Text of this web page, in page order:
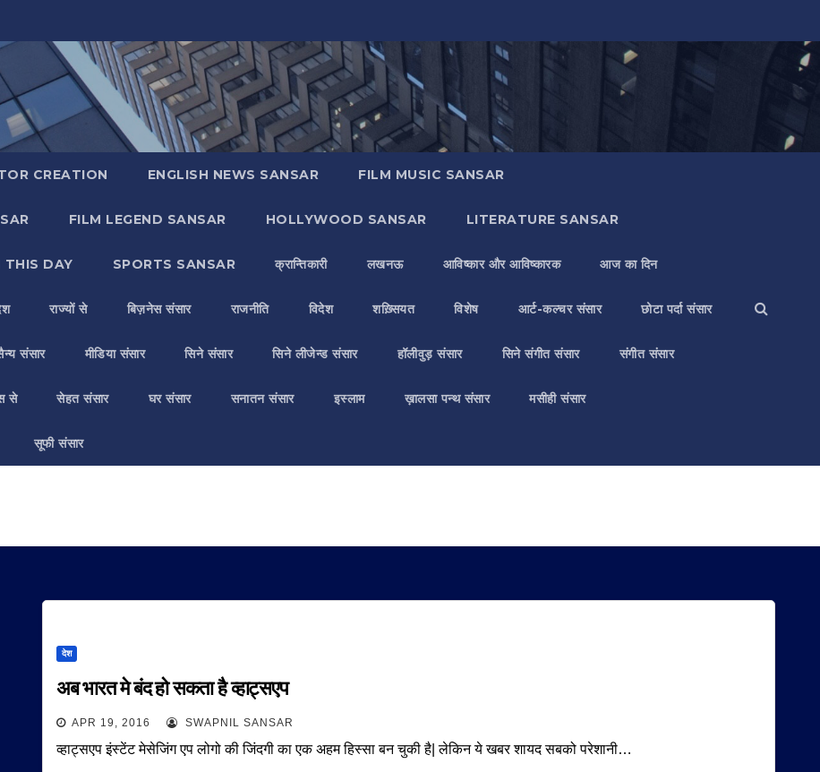
CREATION ENGLISH NEWS SANSAR FILM MUSIC SANSAR
FILM LEGEND SANSAR HOLLYWOOD SANSAR LITERATURE SANSAR
THIS DAY SPORTS SANSAR क्रान्तिकारी लखनऊ आविष्कार और आविष्कारक आज का दिन
राज्यों से बिज़नेस संसार राजनीति विदेश शख़्सियत विशेष आर्ट-कल्चर संसार छोटा पर्दा संसार
संसार मीडिया संसार सिने संसार सिने लीजेन्ड संसार हॉलीवुड़ संसार सिने संगीत संसार संगीत संसार
से सेहत संसार घर संसार सनातन संसार इस्लाम ख़ालसा पन्थ संसार मसीही संसार
सूफी संसार
देश
अब भारत मे बंद हो सकता है व्हाट्सएप
APR 19, 2016 SWAPNIL SANSAR
व्हाट्सएप इंस्टेंट मेसेजिंग एप लोगो की जिंदगी का एक अहम हिस्सा बन चुकी है| लेकिन ये खबर शायद सबको परेशानी…